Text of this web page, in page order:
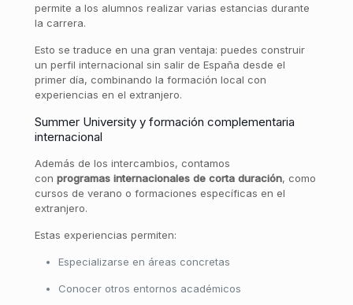
permite a los alumnos realizar varias estancias durante
la carrera.
Esto se traduce en una gran ventaja: puedes construir
un perfil internacional sin salir de España desde el
primer día, combinando la formación local con
experiencias en el extranjero.
Summer University y formación complementaria
internacional
Además de los intercambios, contamos
con programas internacionales de corta duración, como
cursos de verano o formaciones específicas en el
extranjero.
Estas experiencias permiten:
Especializarse en áreas concretas
Conocer otros entornos académicos